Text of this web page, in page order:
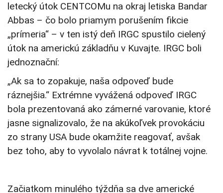
letecký útok CENTCOMu na okraj letiska Bandar
Abbas – čo bolo priamym porušením fikcie
„prímeria“ – v ten istý deň IRGC spustilo cielený
útok na americkú základňu v Kuvajte. IRGC boli
jednoznační:
„Ak sa to zopakuje, naša odpoveď bude
ráznejšia.“ Extrémne vyvážená odpoveď IRGC
bola prezentovaná ako zámerné varovanie, ktoré
jasne signalizovalo, že na akúkoľvek provokáciu
zo strany USA bude okamžite reagovať, avšak
bez toho, aby to vyvolalo návrat k totálnej vojne.
Začiatkom minulého týždňa sa dve americké